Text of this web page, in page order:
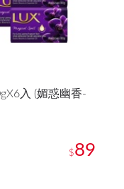
入 (媚惑幽香-
$89